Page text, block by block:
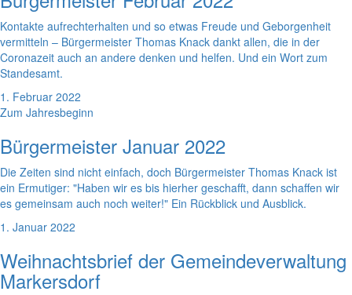
Kontakte aufrechterhalten und so etwas Freude und Geborgenheit
vermitteln – Bürgermeister Thomas Knack dankt allen, die in der
Coronazeit auch an andere denken und helfen. Und ein Wort zum
Standesamt.
1. Februar 2022
Zum Jahresbeginn
Bürgermeister Januar 2022
Die Zeiten sind nicht einfach, doch Bürgermeister Thomas Knack ist
ein Ermutiger: "Haben wir es bis hierher geschafft, dann schaffen wir
es gemeinsam auch noch weiter!" Ein Rückblick und Ausblick.
1. Januar 2022
Weihnachtsbrief der Gemeindeverwaltung
Markersdorf